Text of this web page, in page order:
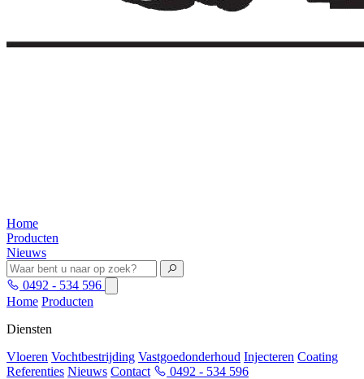
Home
Producten
Nieuws
0492 - 534 596
Home Producten
Diensten
Vloeren Vochtbestrijding Vastgoedonderhoud Injecteren Coating
Referenties Nieuws Contact 0492 - 534 596